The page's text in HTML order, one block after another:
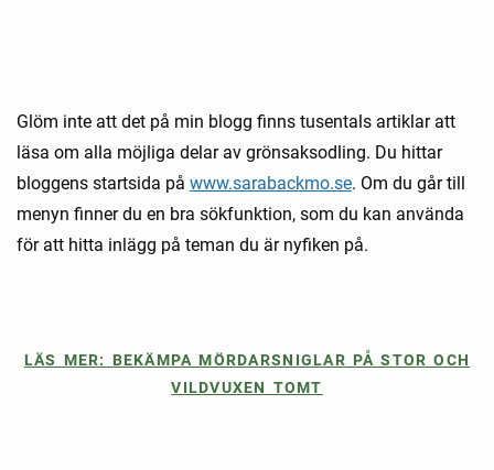
Glöm inte att det på min blogg finns tusentals artiklar att
läsa om alla möjliga delar av grönsaksodling. Du hittar
bloggens startsida på www.sarabackmo.se. Om du går till
menyn finner du en bra sökfunktion, som du kan använda
för att hitta inlägg på teman du är nyfiken på.
LÄS MER: BEKÄMPA MÖRDARSNIGLAR PÅ STOR OCH
VILDVUXEN TOMT